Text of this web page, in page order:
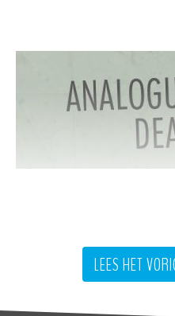
album komt deze
gecreëerd rondom
LEES HET